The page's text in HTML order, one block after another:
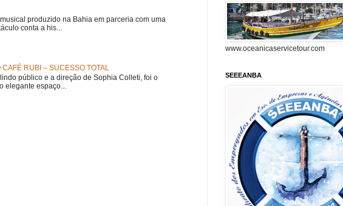
produzido na Bahia em parceria com uma
conta a his...
RUBI – SUCESSO TOTAL
público e a direção de Sophia Colleti, foi o
elegante espaço...
www.oceanicaservicetour.com
SEEEANBA